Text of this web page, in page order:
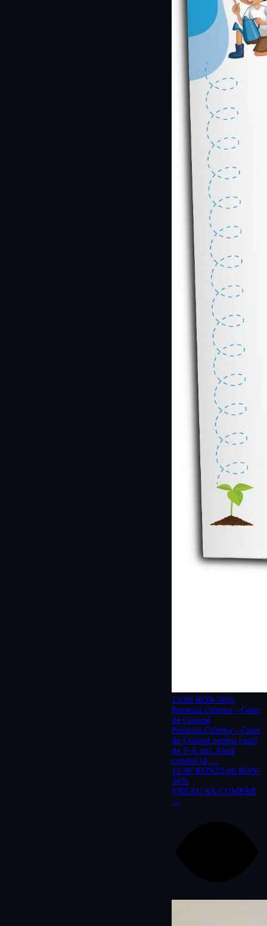
13.99 RON-36%
Prietenii Cifrelor - Caiet
de Colorat
Prietenii Cifrelor - Caiet
de Colorat pentru copii
de 3–6 ani. Ajută
copilul să …
13.99 RON22.00 RON-
36%
VREAU SĂ CUMPĂR
→